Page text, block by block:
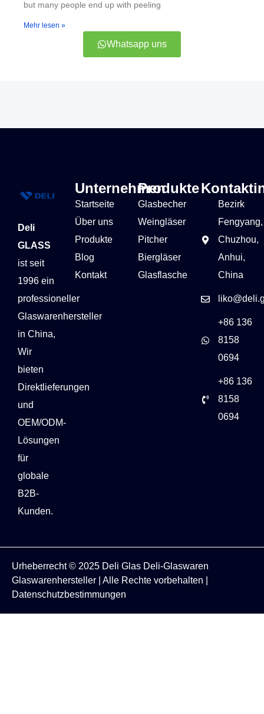
but many people end up with peeling
Mehr lesen »
Whatsapp uns
Deli
GLASS
ist seit
1996 ein
professioneller
Glaswarenhersteller
in China,
Wir
bieten
Direktlieferungen
und
OEM/ODM-
Lösungen
für
globale
B2B-
Kunden.
Unternehmen
Startseite
Über uns
Produkte
Blog
Kontakt
Produkte
Glasbecher
Weingläser
Pitcher
Biergläser
Glasflasche
Bezirk
Fengyang,
Chuzhou,
Anhui,
China
+86 136
8158
0694
+86 136
8158
0694
Urheberrecht © 2025 Deli Glas Deli-Glaswaren
Glaswarenhersteller
| Alle Rechte vorbehalten |
Datenschutzbestimmungen